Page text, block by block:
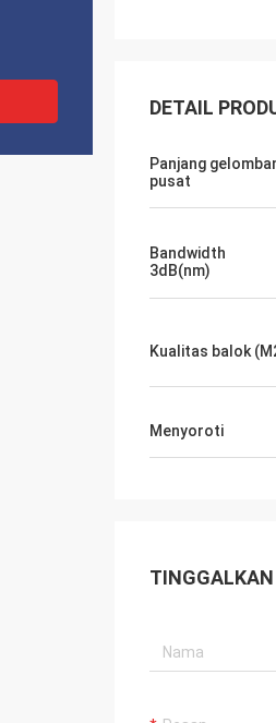
DETAIL
Panjang
pusat
Bandwidth
3dB(nm)
Kualitas balok
Menyoroti